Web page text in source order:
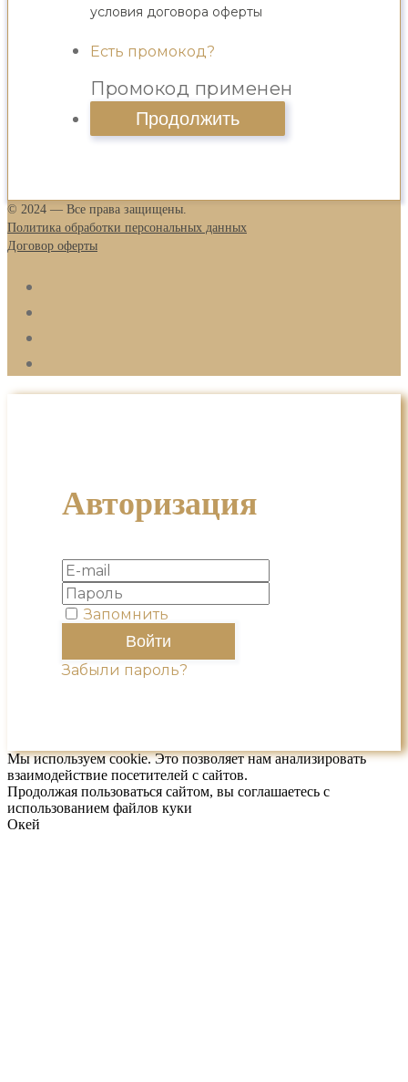
условия договора оферты
Есть промокод?
Промокод применен
© 2024 — Все права защищены.
Политика обработки персональных данных
Договор оферты
Авторизация
Запомнить
Забыли пароль?
Мы используем cookie. Это позволяет нам анализировать
взаимодействие посетителей с сайтов.
Продолжая пользоваться сайтом, вы соглашаетесь с
использованием файлов куки
Окей